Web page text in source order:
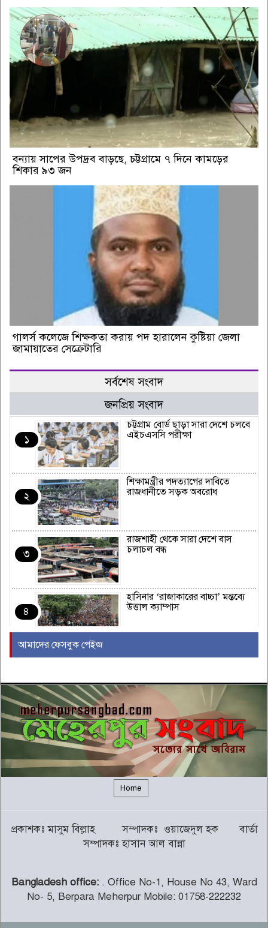
বন্যায় সাপের উপদ্রব বাড়ছে, চট্টগ্রামে ৭ দিনে কামড়ের
শিকার ৯৩ জন
গালর্স কলেজে শিক্ষকতা করায় পদ হারালেন কুষ্টিয়া জেলা
জামায়াতের সেক্রেটারি
সর্বশেষ সংবাদ
জনপ্রিয় সংবাদ
১
চট্টগ্রাম বোর্ড ছাড়া সারা দেশে চলবে
এইচএসসি পরীক্ষা
২
শিক্ষামন্ত্রীর পদত্যাগের দাবিতে
রাজধানীতে সড়ক অবরোধ
৩
রাজশাহী থেকে সারা দেশে বাস
চলাচল বন্ধ
৪
হাসিনার ‘রাজাকারের বাচ্চা’ মন্তব্যে
উত্তাল ক্যাম্পাস
৬
বন্যায় সাপের উপদ্রব বাড়ছে, চট্টগ্রামে
৭ দিনে কামড়ের শিকার ৯৩ জন
গালর্স কলেজে শিক্ষকতা করায় পদ
হারালেন কুষ্টিয়া জেলা জামায়াতের
সেক্রেটারি
চট্টগ্রামের পাঁচ জেলায় ভূমিধসের
সতর্কতা
৯
থামছে না পাহাড়ে বানভাসিদের কান্না
আমাদের ফেসবুক পেইজ
Home
প্রকাশকঃ মাসুম বিল্লাহ সম্পাদকঃ ওয়াজেদুল হক বার্তা
সম্পাদকঃ হাসান আল বান্না
Bangladesh office:. Office No-1, House No 43, Ward
No- 5, Berpara Meherpur Mobile: 01758-222232